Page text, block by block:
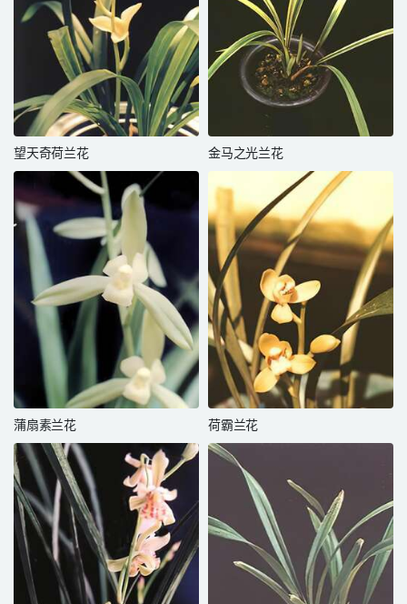
望天奇荷兰花 金马之光兰花
蒲扇素兰花 荷霸兰花